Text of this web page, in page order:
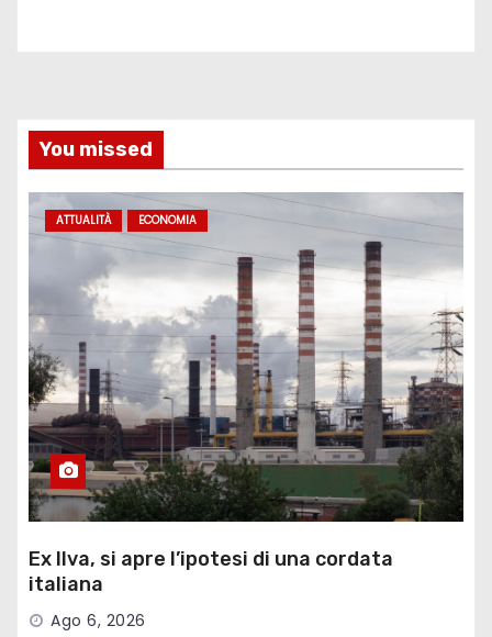
You missed
ATTUALITÀ ECONOMIA
Ex Ilva, si apre l’ipotesi di una cordata
italiana
Ago 6, 2026